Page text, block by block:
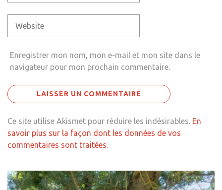
Enregistrer mon nom, mon e-mail et mon site dans le
navigateur pour mon prochain commentaire.
Ce site utilise Akismet pour réduire les indésirables. En
savoir plus sur la façon dont les données de vos
commentaires sont traitées.